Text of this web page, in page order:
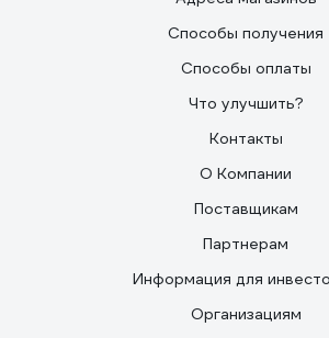
Способы получения
Способы оплаты
Что улучшить?
Контакты
О Компании
Поставщикам
Партнерам
Информация для
Организациям